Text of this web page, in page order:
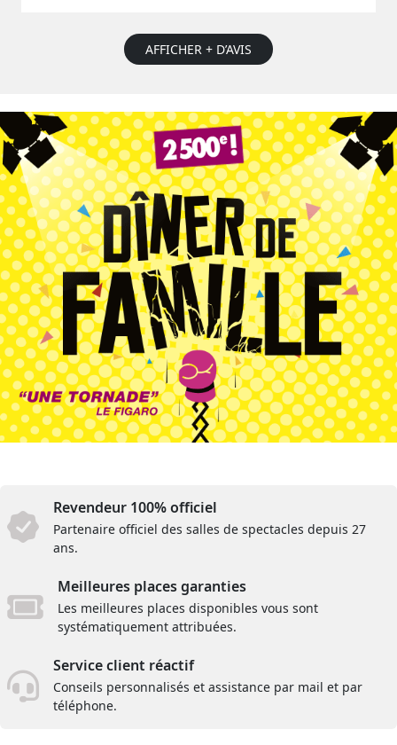
AFFICHER + D’AVIS
Revendeur 100% officiel
Partenaire officiel des salles de spectacles depuis 27
ans.
Meilleures places garanties
Les meilleures places disponibles vous sont
systématiquement attribuées.
Service client réactif
Conseils personnalisés et assistance par mail et par
téléphone.